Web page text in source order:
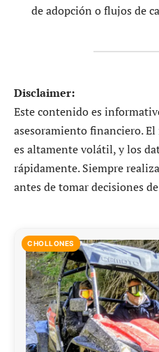
de adopción o flujos de
Disclaimer:
Este contenido es
asesoramiento financiero.
es altamente volátil, y los
rápidamente. Siempre
antes de tomar decisiones
CHOLLONES